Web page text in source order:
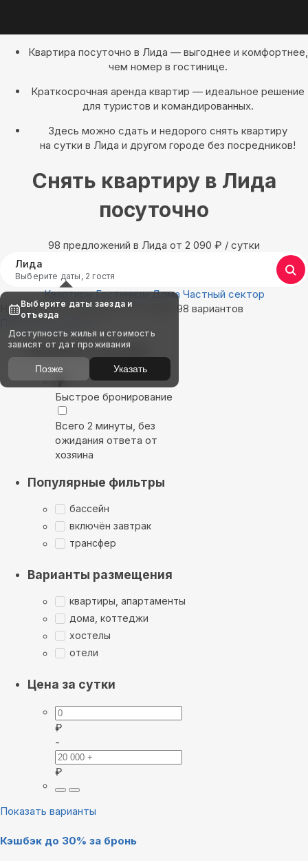
Квартира посуточно в Лида — выгоднее и комфортнее,
чем номер в гостинице.
Краткосрочная аренда квартир — идеальное решение
для туристов и командированных.
Здесь можно сдать и недорого снять квартиру
на сутки в Лида и другом городе без посредников!
Снять квартиру в Лида
посуточно
98 предложений в Лида oт 2 090 ₽ / сутки
Лида
Выберите даты, 2 гостя
Квартиры Гостиницы Дома Частный сектор
Найдём, где остановиться в Лида: 98 вариантов
Показать на карте
Выбирайте лучшее
Быстрое бронирование
Всего 2 минуты, без
ожидания ответа от
хозяина
Популярные фильтры
бассейн
включён завтрак
трансфер
Варианты размещения
квартиры, апартаменты
дома, коттеджи
хостелы
отели
Цена за сутки
₽
-
₽
Показать варианты
Кэшбэк до 30% за бронь
Выберите даты заезда и
отъезда
Доступность жилья и стоимость
зависят от дат проживания
Позже Указать